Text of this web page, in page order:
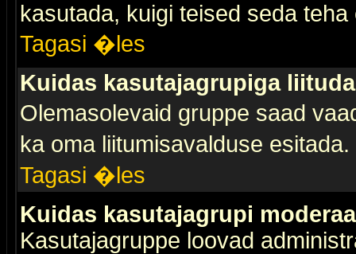
kasutada, kuigi teised seda teha
Tagasi �les
Kuidas kasutajagrupiga
Olemasolevaid gruppe saad
ka oma liitumisavalduse
Tagasi �les
Kuidas kasutajagrupi
Kasutajagruppe loovad